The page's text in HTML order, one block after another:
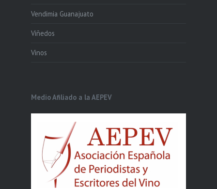
Vendimia Guanajuato
Viñedos
Vinos
Medio Afiliado a la AEPEV